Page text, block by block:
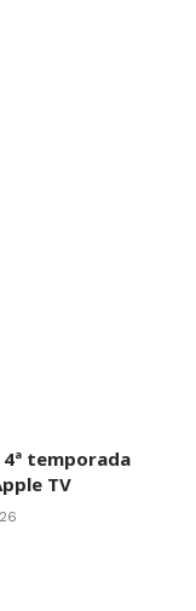
temporada
TV